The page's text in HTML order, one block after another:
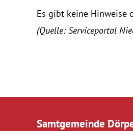
Es gibt keine Hinweise
(Quelle: Serviceportal
Samtgemeinde